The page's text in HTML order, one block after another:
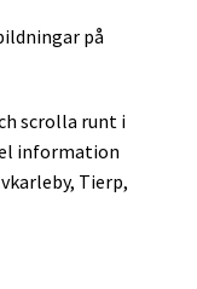
på
scrolla runt i
information
Tierp,